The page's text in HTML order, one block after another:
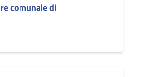
comunale di